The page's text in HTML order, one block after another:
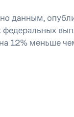
данным,
12% меньше